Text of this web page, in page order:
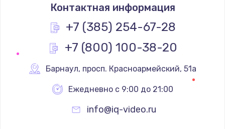
Контактная информация
+7 (385) 254-67-28
+7 (800) 100-38-20
Барнаул, просп. Красноармейский, 51а
Ежедневно с 9:00 до 21:00
info@iq-video.ru